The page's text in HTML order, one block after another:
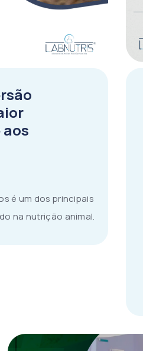
é um dos principais
na nutrição animal.